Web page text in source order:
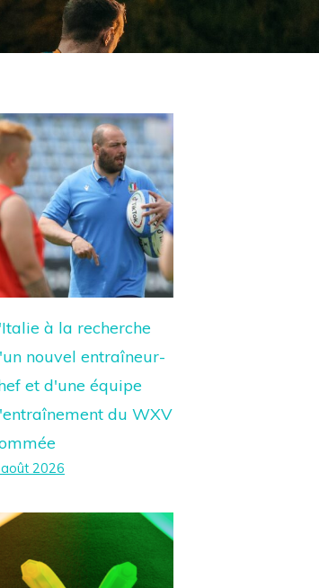
à la recherche
nouvel entraîneur-
et d'une équipe
du WXV
2026